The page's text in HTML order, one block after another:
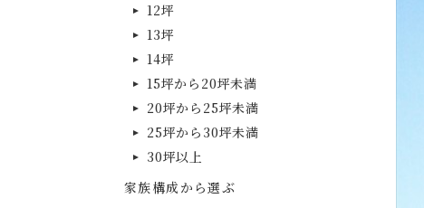
12坪
13坪
14坪
15坪から20坪未満
20坪から25坪未満
25坪から30坪未満
30坪以上
家族構成から選ぶ